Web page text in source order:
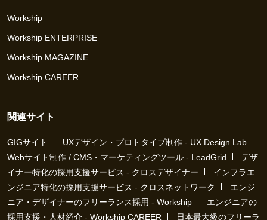
Workship
Workship ENTERPRISE
Workship MAGAZINE
Workship CAREER
関連サイト
GIGサイト
UXデザイン・プロトタイプ制作 - UX Design Lab
Webサイト制作 / CMS・マーケティングツール - LeadGrid
デザ
イナー特化の採用支援サービス - クロスデザイナー
インフラエ
ンジニア特化の採用支援サービス - クロスネットワーク
エンジ
ニア・デザイナーのフリーランス採用 - Workship
エンジニアの
採用支援・人材紹介 - Workship CAREER
日本最大級のフリーラ